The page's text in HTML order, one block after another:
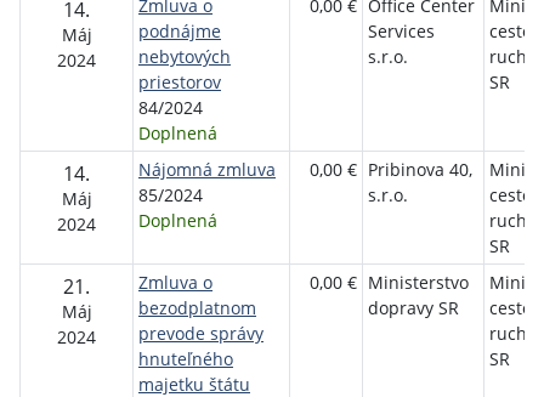
14.
Máj
2024
Zmluva o
podnájme
nebytových
priestorov
84/2024
Doplnená
0,00 € Office Center
Services
s.r.o.
ruchu
SR
14.
Máj
2024
Nájomná zmluva
85/2024
Doplnená
0,00 € Pribinova 40,
s.r.o.
ruchu
SR
21.
Máj
2024
Zmluva o
bezodplatnom
prevode správy
hnuteľného
majetku štátu
0,00 € Ministerstvo
dopravy SR
ruchu
SR